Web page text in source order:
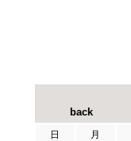
日 月